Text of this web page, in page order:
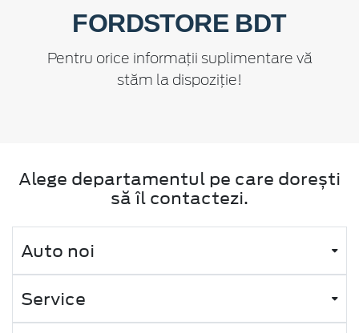
FORDSTORE BDT
Pentru orice informaţii suplimentare vă
stăm la dispoziţie!
Alege departamentul pe care dorești
să îl contactezi.
Auto noi
Service